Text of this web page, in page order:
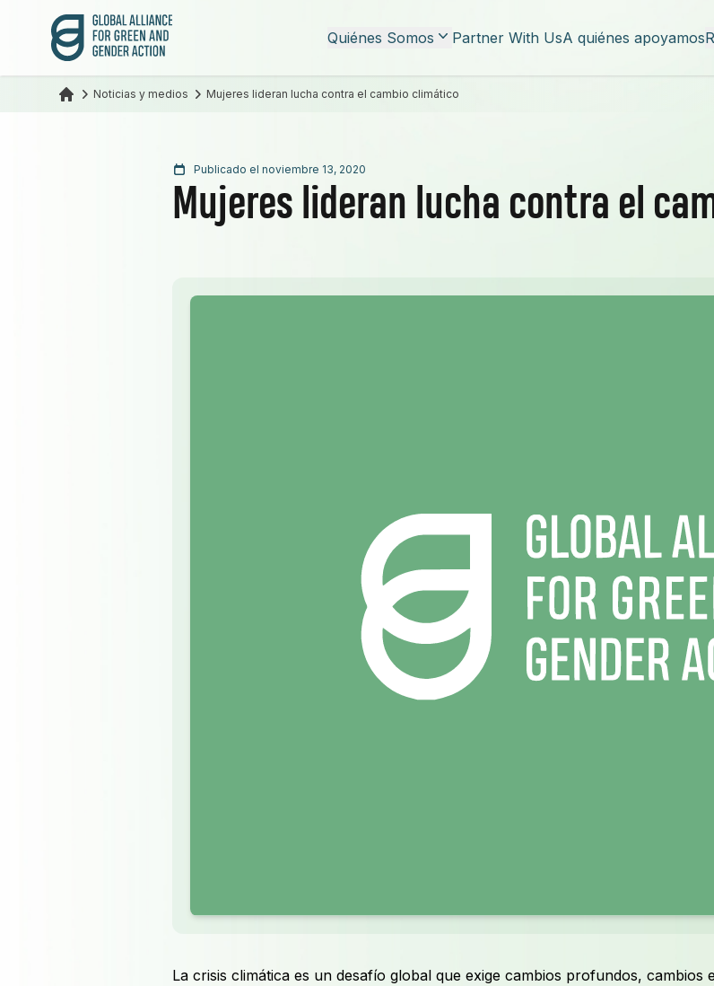
Alianza Global para la Acción Verde y de Género
Quiénes Somos Partner With UsA quiénes apoyamos
Noticias y medios Mujeres lideran lucha contra el cambio climático
Publicado el noviembre 13, 2020
Mujeres lideran lucha contra el
La crisis climática es un desafío global que exige cambios profundos, cambios